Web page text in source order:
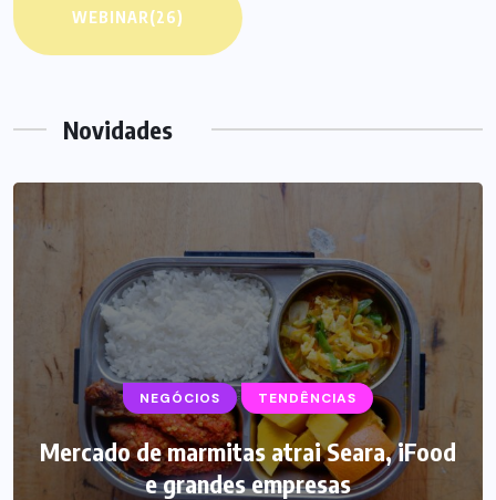
WEBINAR(26)
Novidades
NEGÓCIOS TENDÊNCIAS
Mercado de marmitas atrai Seara, iFood
e grandes empresas
SUPLEMENTOS
Caffeine Army lança campanha para o
Dia dos Pais